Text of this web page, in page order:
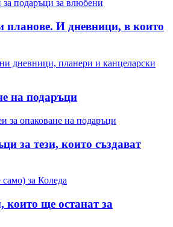
подаръци за влюбени
планове. И дневници, в които
дневници, планери и канцеларски
на подаръци
за опаковане на подаръци
за тези, които създават
за Коледа
които ще останат за